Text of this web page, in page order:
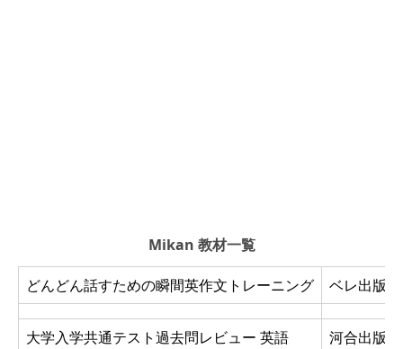
Mikan 教材一覧
どんどん話すための瞬間英作文トレーニング ベレ出版
大学入学共通テスト過去問レビュー 英語 河合出版